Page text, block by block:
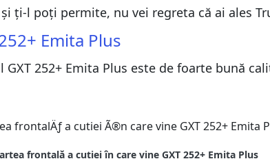
ți-l poți permite, nu vei regreta că ai ales
Emita Plus
252+ Emita Plus este de foarte bună